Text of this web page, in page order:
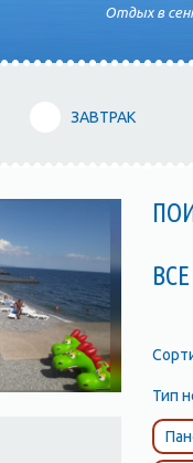
Отдых в
ЗАВТРАК
Тип